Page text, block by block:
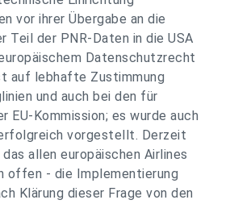
vor ihrer Übergabe an die
Teil der PNR-Daten in die USA
Datenschutzrecht
auf lebhafte Zustimmung
und auch bei den für
Kommission; es wurde auch
vorgestellt. Derzeit
allen europäischen Airlines
offen - die Implementierung
Klärung dieser Frage von den